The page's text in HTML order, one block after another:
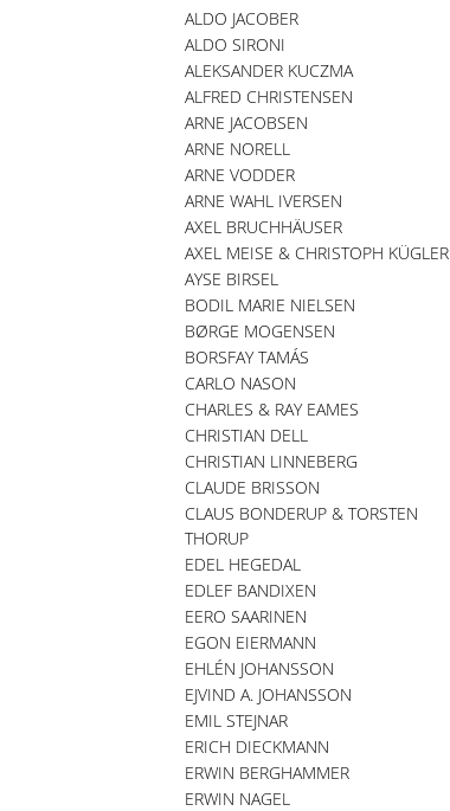
ALDO JACOBER
ALDO SIRONI
ALEKSANDER KUCZMA
ALFRED CHRISTENSEN
ARNE JACOBSEN
ARNE NORELL
ARNE VODDER
ARNE WAHL IVERSEN
AXEL BRUCHHÄUSER
AXEL MEISE & CHRISTOPH KÜGLER
AYSE BIRSEL
BODIL MARIE NIELSEN
BØRGE MOGENSEN
BORSFAY TAMÁS
CARLO NASON
CHARLES & RAY EAMES
CHRISTIAN DELL
CHRISTIAN LINNEBERG
CLAUDE BRISSON
CLAUS BONDERUP & TORSTEN
THORUP
EDEL HEGEDAL
EDLEF BANDIXEN
EERO SAARINEN
EGON EIERMANN
EHLÉN JOHANSSON
EJVIND A. JOHANSSON
EMIL STEJNAR
ERICH DIECKMANN
ERWIN BERGHAMMER
ERWIN NAGEL